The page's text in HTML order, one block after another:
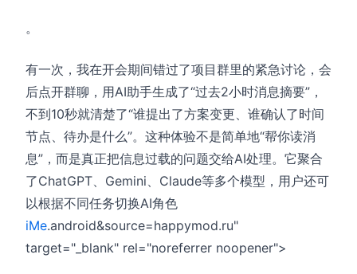
。
有一次，我在开会期间错过了项目群里的紧急讨论，会
后点开群聊，用AI助手生成了“过去2小时消息摘要”，
不到10秒就清楚了“谁提出了方案变更、谁确认了时间
节点、待办是什么”。这种体验不是简单地“帮你读消
息”，而是真正把信息过载的问题交给AI处理。它聚合
了ChatGPT、Gemini、Claude等多个模型，用户还可
以根据不同任务切换AI角色
iMe.android&source=happymod.ru"
target="_blank" rel="noreferrer noopener">